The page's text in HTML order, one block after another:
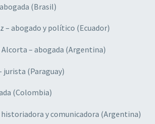
(Brasil)
– abogado y político (Ecuador)
– abogada (Argentina)
jurista (Paraguay)
(Colombia)
y comunicadora (Argentina)